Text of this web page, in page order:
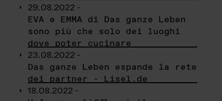
29.08.2022 -
EVA e EMMA di Das ganze Leben
sono più che solo dei luoghi
dove poter cucinare
23.08.2022 -
Das ganze Leben espande la rete
dei partner - Lisel.de
18.08.2022 -